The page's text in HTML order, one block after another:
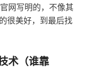
网写明的，不像其
很美好，到最后找
术（谁靠